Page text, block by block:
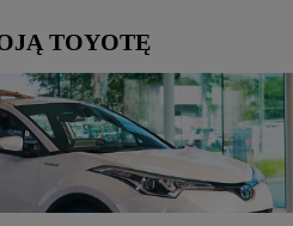
TOYOTĘ